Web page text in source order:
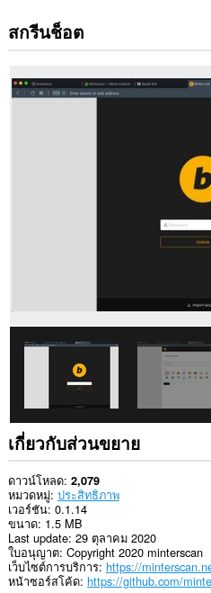
ส่วน
ขยาย
สามารถ
เข้า
สกรีนช็อต
เกี่ยวกับส่วนขยาย
ดาวน์โหลด 2,079
หมวดหมู่ ประสิทธิภาพ
เวอร์ชัน 0.1.14
ขนาด 1.5 MB
Last update 29 ตุลาคม 2020
ใบอนุญาต Copyright 2020 minterscan
เว็บไซต์การบริการ https://
หน้าซอร์สโค้ด https://github.com/